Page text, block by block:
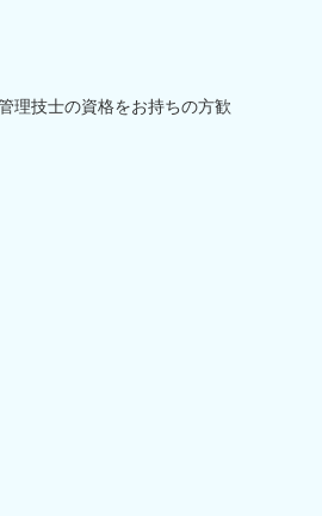
理技士の資格をお持ちの方歓